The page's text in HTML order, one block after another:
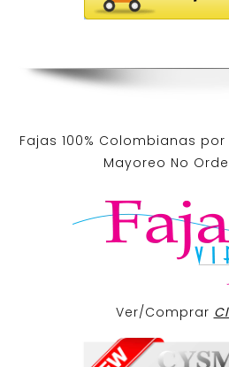
Fajas 100% Colombianas
Mayoreo No
Ver/Comprar